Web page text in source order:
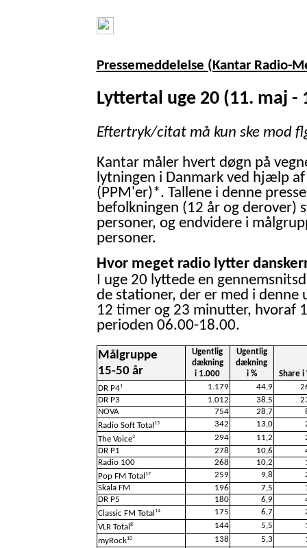
Pressemeddelelse (Kantar Radio-
Lyttertal uge 20 (11. maj -
Eftertryk/citat må kun ske mod
Kantar måler hvert døgn på
lytningen i Danmark ved hjælp
(PPM'er)*. Tallene i denne
befolkningen (12 år og derover)
personer, og endvidere i
personer.
Hvor meget radio lytter
I uge 20 lyttede en
de stationer, der er med i denne
12 timer og 23 minutter, hvoraf
perioden 06.00-18.00.
Målgruppe
15-50 år
Ugentlig
dækning
i 1.000
Ugentlig
dækning
i %
Share i
DR P41 1.179 44,9
DR P3
1.012 38,5
NOVA
754 28,7
Radio Soft Total 15 342 13,0
The Voice2 294 11,2
DR P1
278 10,6
Radio 100
268 10,2
Pop FM Total 17 259 9,8
Skala FM
196 7,5
DR P5
180 6,9
Classic FM Total 14 175 6,7
VLR Total 8 144 5,5
myRock10 138 5,3